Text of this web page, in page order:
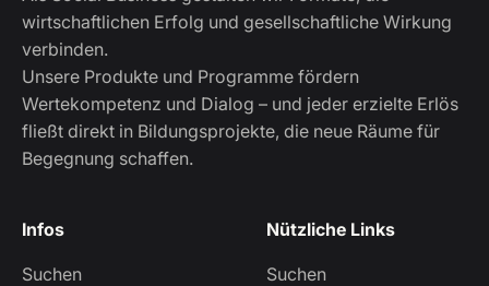
wirtschaftlichen Erfolg und gesellschaftliche Wirkung
verbinden.
Unsere Produkte und Programme fördern
Wertekompetenz und Dialog – und jeder erzielte Erlös
fließt direkt in Bildungsprojekte, die neue Räume für
Begegnung schaffen.
Infos
Suchen
Nützliche Links
Suchen